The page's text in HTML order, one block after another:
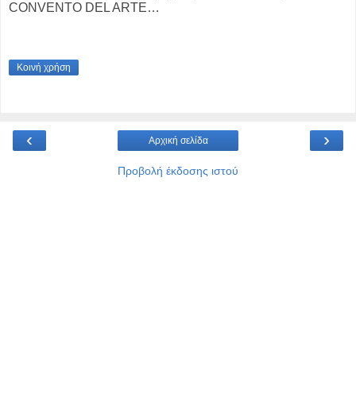
CONVENTO DEL ARTE…
Κοινή χρήση
‹ ›
Αρχική σελίδα
Προβολή έκδοσης ιστού